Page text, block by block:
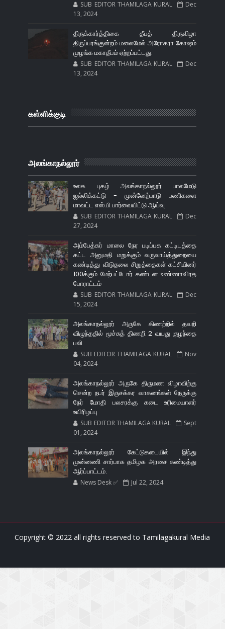
SUB EDITOR THAMILAGA KURAL
Dec
13, 2024
திருக்கார்த்திகை தீபத் திருவிழா
திருப்பரங்குன்றம் மலைமேல் அரோகரா கோஷம்
முழங்க மகாதீபம் ஏற்றப்பட்டது.
SUB EDITOR THAMILAGA KURAL
Dec
13, 2024
கள்ளிக்குடி
அலங்காநல்லூர்
உலக புகழ் அலங்காநல்லூர் பாலமேடு
ஜல்லிக்கட்டு - முன்னேற்பாடு பணிகளை
மாவட்ட எஸ்.பி பார்வையிட்டு ஆய்வு
SUB EDITOR THAMILAGA KURAL
Dec
27, 2024
அம்பேத்கர் மாலை நேர படிப்பக கட்டிடத்தை
கட்ட அனுமதி மறுக்கும் வருவாய்த்துறையை
கண்டித்து விடுதலை சிறுத்தைகள் கட்சியினர்
100க்கும் மேற்பட்டோர் கண்டன உண்ணாவிரத
போராட்டம்
SUB EDITOR THAMILAGA KURAL
Dec
15, 2024
அலங்காநல்லூர் அருகே கிணற்றில் தவறி
விழுந்ததில் மூச்சுத் திணறி 2 வயது குழந்தை
பலி
SUB EDITOR THAMILAGA KURAL
Nov
04, 2024
அலங்காநல்லூர் அருகே திருமண விழாவிற்கு
சென்ற நபர் இருசக்கர வாகனங்கள் நேருக்கு
நேர் மோதி பலசரக்கு கடை உரிமையாளர்
உயிரிழப்பு
SUB EDITOR THAMILAGA KURAL
Sept
01, 2024
அலங்காநல்லூர் கேட்டுகடையில் இந்து
முன்னணி சார்பாக தமிழக அரசை கண்டித்து
ஆர்ப்பாட்டம்.
News Desk ✅ Jul 22, 2024
Copyright © 2022 all rights reserved to Tamilagakural Media